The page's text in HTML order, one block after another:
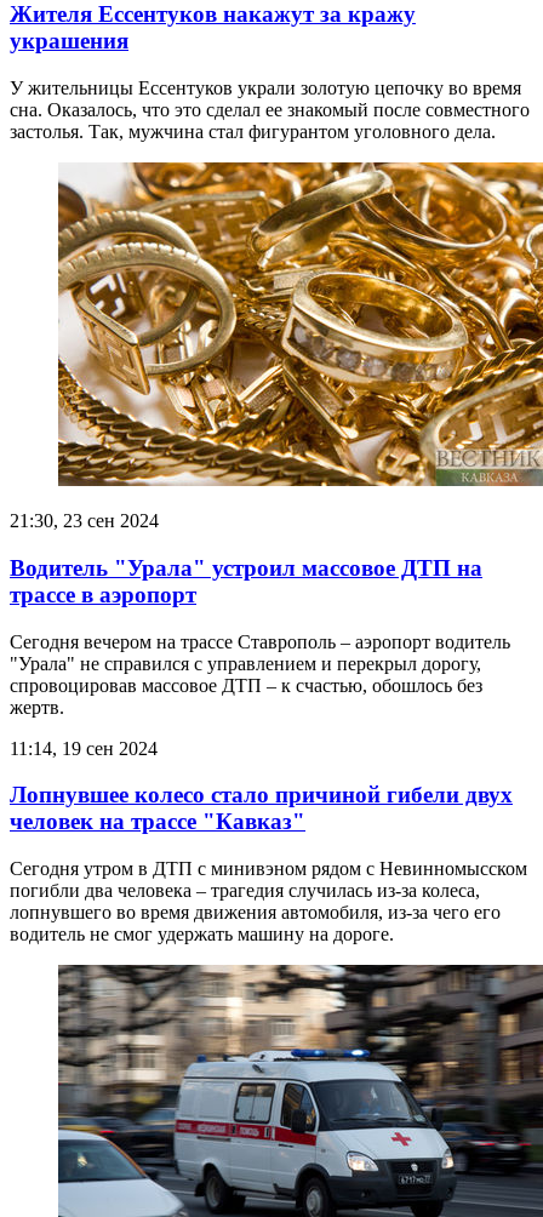
Жителя Ессентуков накажут за кражу
украшения
У жительницы Ессентуков украли золотую цепочку во время
сна. Оказалось, что это сделал ее знакомый после совместного
застолья. Так, мужчина стал фигурантом уголовного дела.
21:30, 23 сен 2024
Водитель "Урала" устроил массовое ДТП на
трассе в аэропорт
Сегодня вечером на трассе Ставрополь – аэропорт водитель
"Урала" не справился с управлением и перекрыл дорогу,
спровоцировав массовое ДТП – к счастью, обошлось без
жертв.
11:14, 19 сен 2024
Лопнувшее колесо стало причиной гибели двух
человек на трассе "Кавказ"
Сегодня утром в ДТП с минивэном рядом с Невинномысском
погибли два человека – трагедия случилась из-за колеса,
лопнувшего во время движения автомобиля, из-за чего его
водитель не смог удержать машину на дороге.